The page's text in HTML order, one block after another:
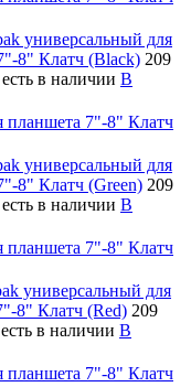
универсальный для
8" Клатч (Black) 209
в наличии В
планшета 7"-8" Клатч
универсальный для
8" Клатч (Green) 209
в наличии В
планшета 7"-8" Клатч
универсальный для
8" Клатч (Red) 209
в наличии В
планшета 7"-8" Клатч